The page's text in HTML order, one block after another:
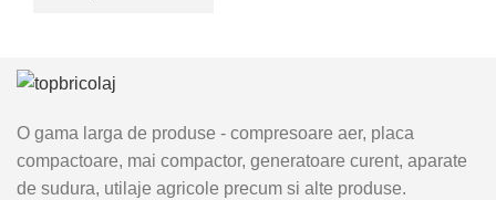
O gama larga de produse - compresoare aer, placa
compactoare, mai compactor, generatoare curent, aparate
de sudura, utilaje agricole precum si alte produse.